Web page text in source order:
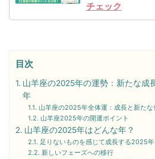
チェック
目次
山羊座の2025年の運勢：新たな成
年
山羊座の2025年全体運：成長と新たな
山羊座2025年の開運ポイント
山羊座の2025年はどんな年？
足りないものを感じて成長する2025年
新しいフェーズへの移行